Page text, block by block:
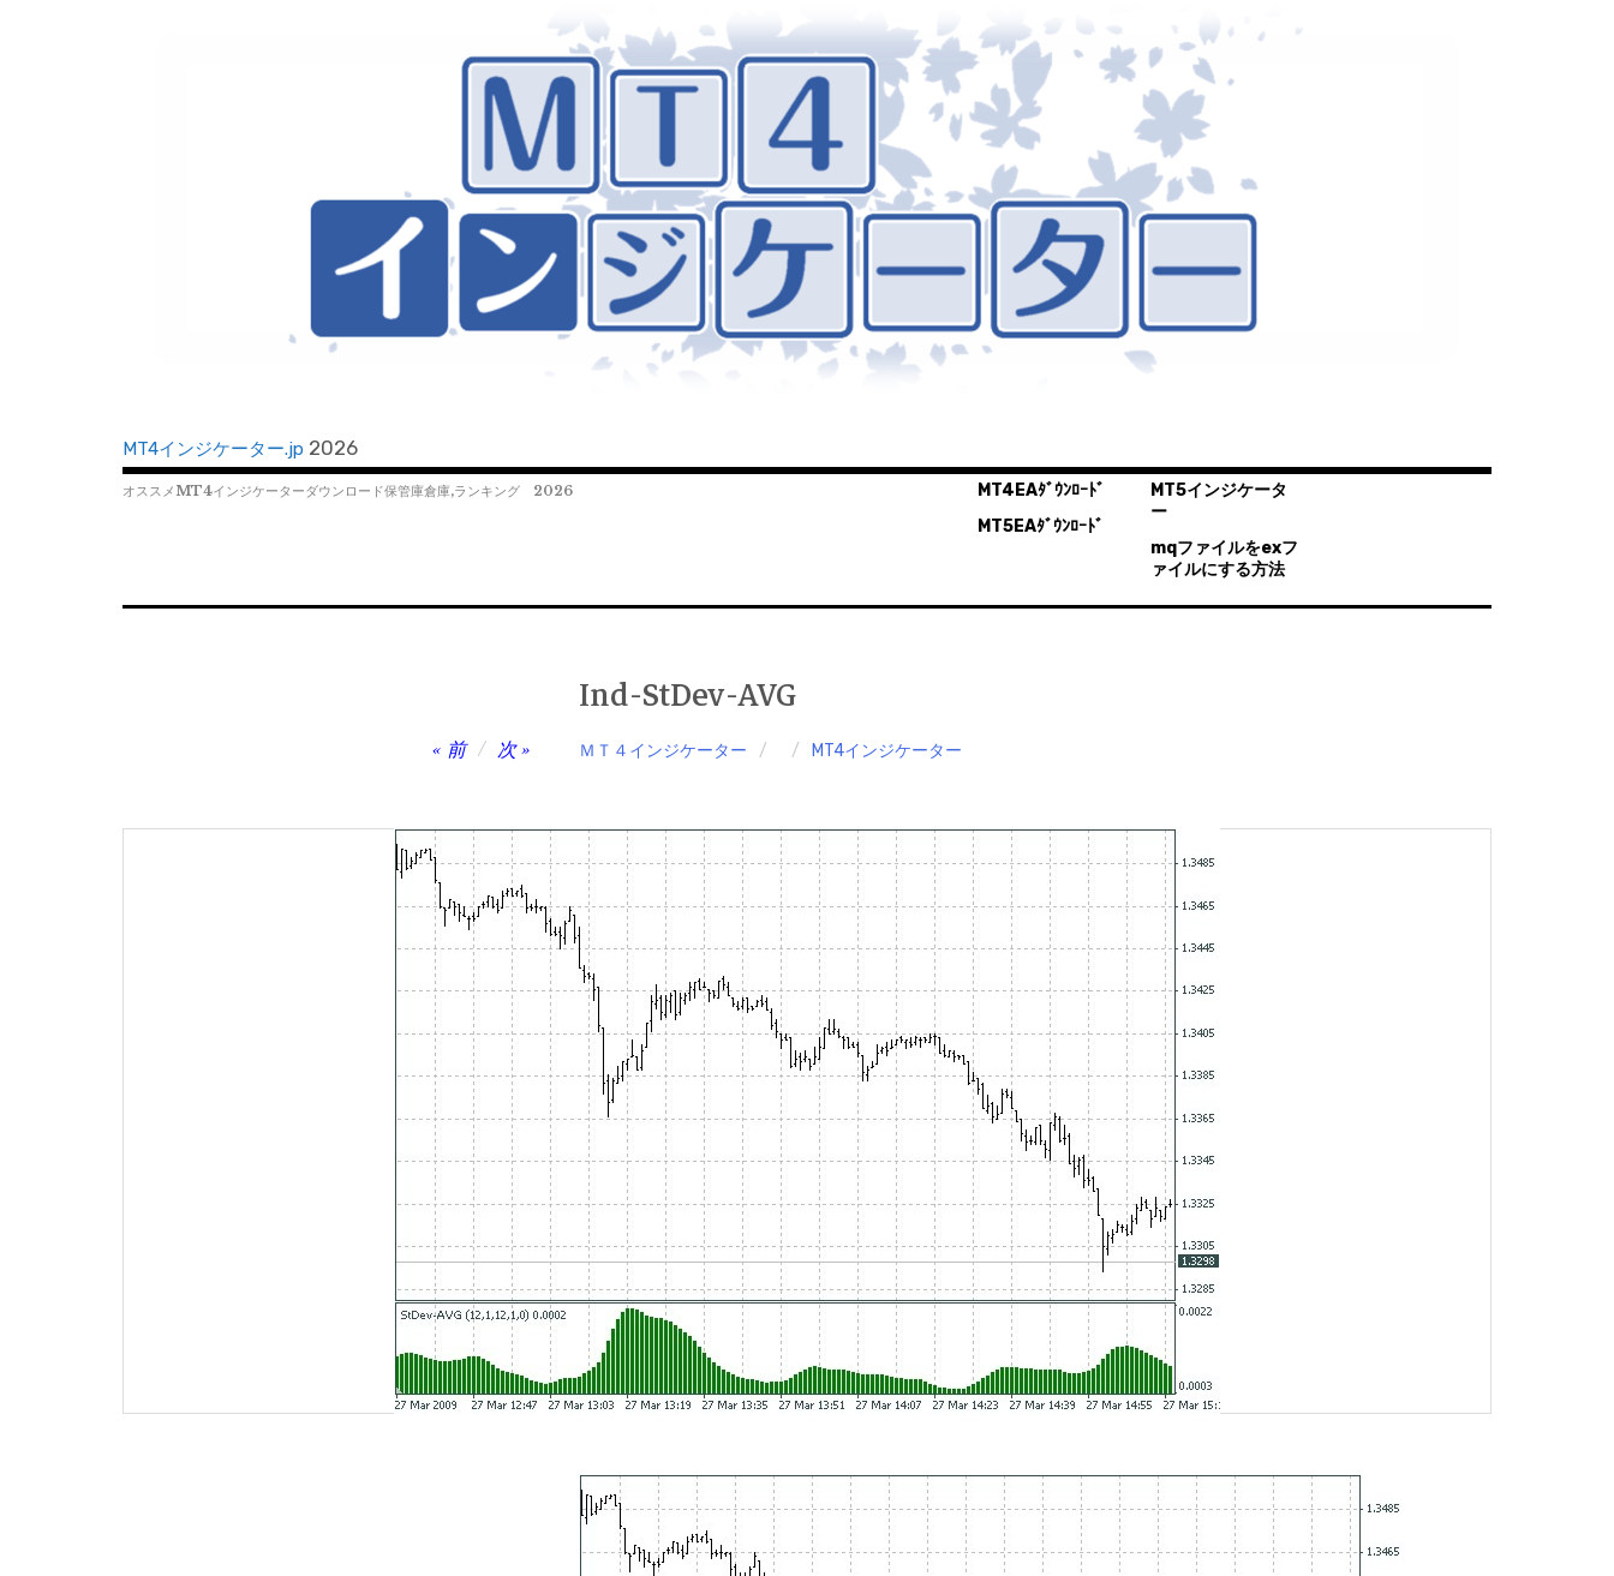
MT4インジケーター.jp 2026
オススメMT4インジケーターダウンロード保管庫倉庫,ランキング 2026
MT4EAﾀﾞｳﾝﾛｰﾄﾞ
MT5EAﾀﾞｳﾝﾛｰﾄﾞ
MT5インジケータ
ー
mqファイルをexフ
ァイルにする方法
Ind-StDev-AVG
ＭＴ４インジケーター MT4インジケーター
ナ
前 次